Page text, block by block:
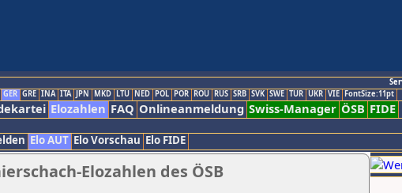
GER GRE INA ITA JPN MKD LTU NED POL POR ROU RUS SRB SVK SWE TUR UKR VIE FontSize:11pt
Elozahlen FAQ Onlineanmeldung Swiss-Manager ÖSB FIDE
Elo AUT Elo Vorschau Elo FIDE
Elozahlen des ÖSB